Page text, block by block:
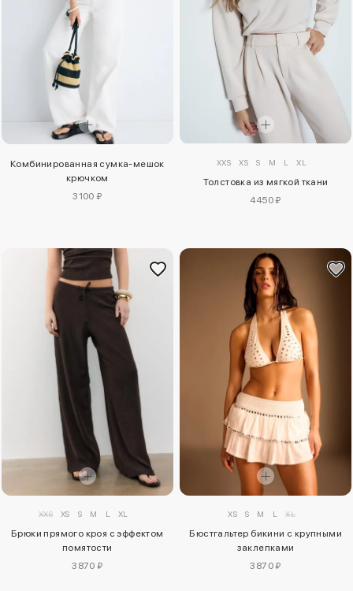
Комбинированная сумка-мешок
крючком
3100 ₽
XXS XS S M L XL
Толстовка из мягкой ткани
4450 ₽
XXS XS S M L XL
Брюки прямого кроя с эффектом
помятости
3870 ₽
XS S M L XL
Бюстгальтер бикини с крупными
заклепками
3870 ₽